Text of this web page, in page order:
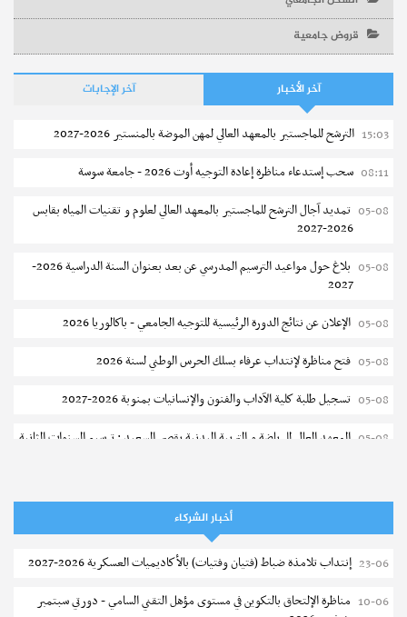
قروض جامعية
آخر الأخبار آخر الإجابات
15:03 الترشح للماجستير بالمعهد العالي لمهن الموضة بالمنستير 2026-2027
08:11 سحب إستدعاء مناظرة إعادة التوجيه أوت 2026 - جامعة سوسة
05-08 تمديد آجال الترشح للماجستير بالمعهد العالي لعلوم و تقنيات المياه بقابس
2026-2027
05-08
بلاغ حول مواعيد الترسيم المدرسي عن بعد بعنوان السنة الدراسية 2026-
2027
05-08 الإعلان عن نتائج الدورة الرئيسية للتوجيه الجامعي - باكالوريا 2026
05-08 فتح مناظرة لإنتداب عرفاء بسلك الحرس الوطني لسنة 2026
05-08 تسجيل طلبة كلية الآداب والفنون والإنسانيات بمنوبة 2026-2027
05-08 المعهد العالي للرياضة و التربية البدنية بقصر السعيد : ترسيم السنوات الثانية
05-08 كلية العلوم الإقتصادية والتصرف بسوسة : الترشح لماجستير مهني جديد
05-08
الترشح للماجستير بالمعهد العالي للرياضة والتربية البدنية بصفاقس 2026-
أخبار الشركاء
23-06 إنتداب تلامذة ضباط (فتيان وفتيات) بالأكاديميات العسكرية 2026-2027
10-06 مناظرة الإلتحاق بالتكوين في مستوى مؤهل التقني السامي - دورتي سبتمبر